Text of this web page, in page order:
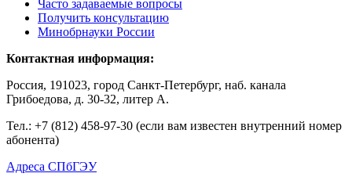
Часто задаваемые вопросы
Получить консультацию
Минобрнауки России
Контактная информация:
Россия, 191023, город Санкт-Петербург, наб. канала
Грибоедова, д. 30-32, литер А.
Тел.: +7 (812) 458-97-30 (если вам известен внутренний номер
абонента)
Адреса СПбГЭУ